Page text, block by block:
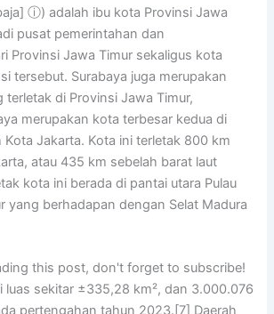
ⓘ) adalah ibu kota Provinsi Jawa
pusat pemerintahan dan
Provinsi Jawa Timur sekaligus kota
tersebut. Surabaya juga merupakan
terletak di Provinsi Jawa Timur,
merupakan kota terbesar kedua di
Kota Jakarta. Kota ini terletak 800 km
atau 435 km sebelah barat laut
kota ini berada di pantai utara Pulau
yang berhadapan dengan Selat Madura
this post, don't forget to subscribe!
luas sekitar ±335,28 km², dan 3.000.076
pertengahan tahun 2023.[7] Daerah